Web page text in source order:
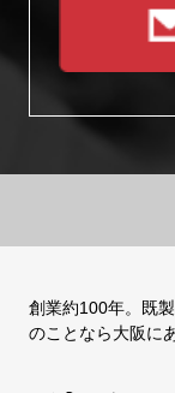
創業約100年。既
のことなら大阪に